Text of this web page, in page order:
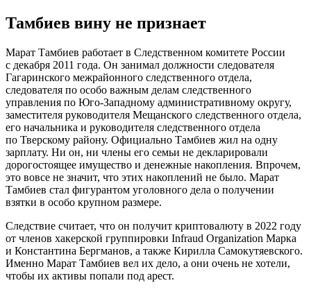
Тамбиев вину не признает
Марат Тамбиев работает в Следственном комитете России
с декабря 2011 года. Он занимал должности следователя
Гагаринского межрайонного следственного отдела,
следователя по особо важным делам следственного
управления по Юго-Западному административному округу,
заместителя руководителя Мещанского следственного отдела,
его начальника и руководителя следственного отдела
по Тверскому району. Официально Тамбиев жил на одну
зарплату. Ни он, ни члены его семьи не декларировали
дорогостоящее имущество и денежные накопления. Впрочем,
это вовсе не значит, что этих накоплений не было. Марат
Тамбиев стал фигурантом уголовного дела о получении
взятки в особо крупном размере.
Следствие считает, что он получит криптовалюту в 2022 году
от членов хакерской группировки Infraud Organization Марка
и Константина Бергманов, а также Кирилла Самокутяевского.
Именно Марат Тамбиев вел их дело, а они очень не хотели,
чтобы их активы попали под арест.